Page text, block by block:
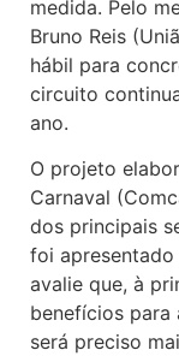
medida. Pelo
Bruno Reis
hábil para
circuito
ano.
O projeto
Carnaval
dos principais
foi
avalie que, à
benefícios para
será preciso